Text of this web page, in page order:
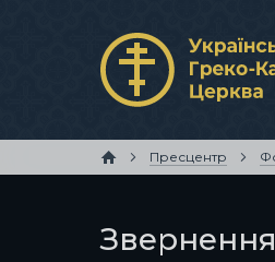
Пресцентр